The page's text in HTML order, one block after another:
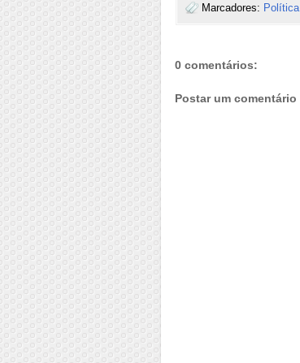
Marcadores: Política
0 comentários:
Postar um comentário